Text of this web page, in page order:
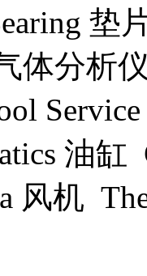
垫
体分析
油
风机